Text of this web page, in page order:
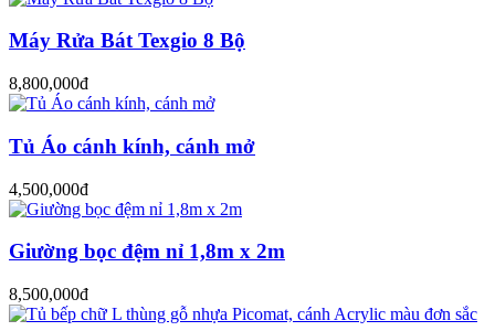
Máy Rửa Bát Texgio 8 Bộ
8,800,000đ
Tủ Áo cánh kính, cánh mở
4,500,000đ
Giường bọc đệm nỉ 1,8m x 2m
8,500,000đ